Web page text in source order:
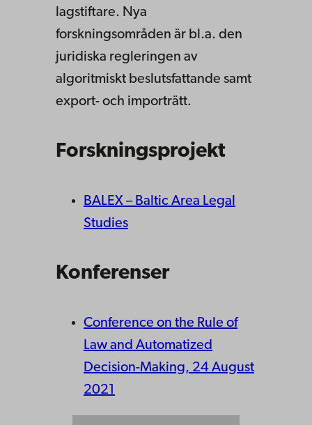
lagstiftare. Nya
forskningsområden är bl.a. den
juridiska regleringen av
algoritmiskt beslutsfattande samt
export- och importrätt.
Forskningsprojekt
BALEX – Baltic Area Legal
Studies
Konferenser
Conference on the Rule of
Law and Automatized
Decision-Making, 24 August
2021